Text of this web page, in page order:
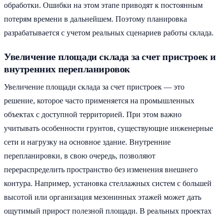
обработки. Ошибки на этом этапе приводят к постоянным
потерям времени в дальнейшем. Поэтому планировка
разрабатывается с учетом реальных сценариев работы склада.
Увеличение площади склада за счет пристроек и
внутренних перепланировок
Увеличение площади склада за счет пристроек — это
решение, которое часто применяется на промышленных
объектах с доступной территорией. При этом важно
учитывать особенности грунтов, существующие инженерные
сети и нагрузку на основное здание. Внутренние
перепланировки, в свою очередь, позволяют
перераспределить пространство без изменения внешнего
контура. Например, установка стеллажных систем с большей
высотой или организация мезонинных этажей может дать
ощутимый прирост полезной площади. В реальных проектах